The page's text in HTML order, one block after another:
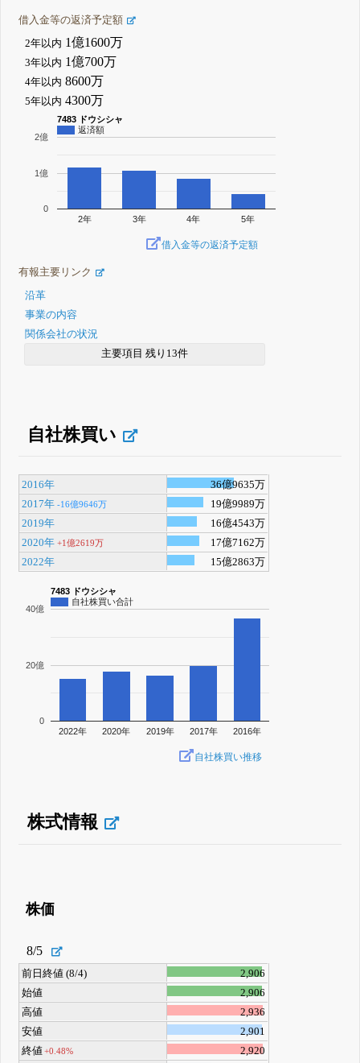
借入金等の返済予定額
2年以内 1億1600万
3年以内 1億700万
4年以内 8600万
5年以内 4300万
7483 ドウシシャ
返済額
2年 3年 4年 5年
0
1億
2億
借入金等の返済予定額
有報主要リンク
沿革
事業の内容
関係会社の状況
主要項目 残り13件
自社株買い
2016年
36億9635万
2017年 -16億9646万
19億9989万
2019年
16億4543万
2020年 +1億2619万
17億7162万
2022年
15億2863万
7483 ドウシシャ
自社株買い合計
2022年 2020年 2019年 2017年 2016年
0
20億
40億
自社株買い推移
株式情報
株価
8/5
前日終値 (8/4)
2,906
始値
2,906
高値
2,936
安値
2,901
終値+0.48%
2,920